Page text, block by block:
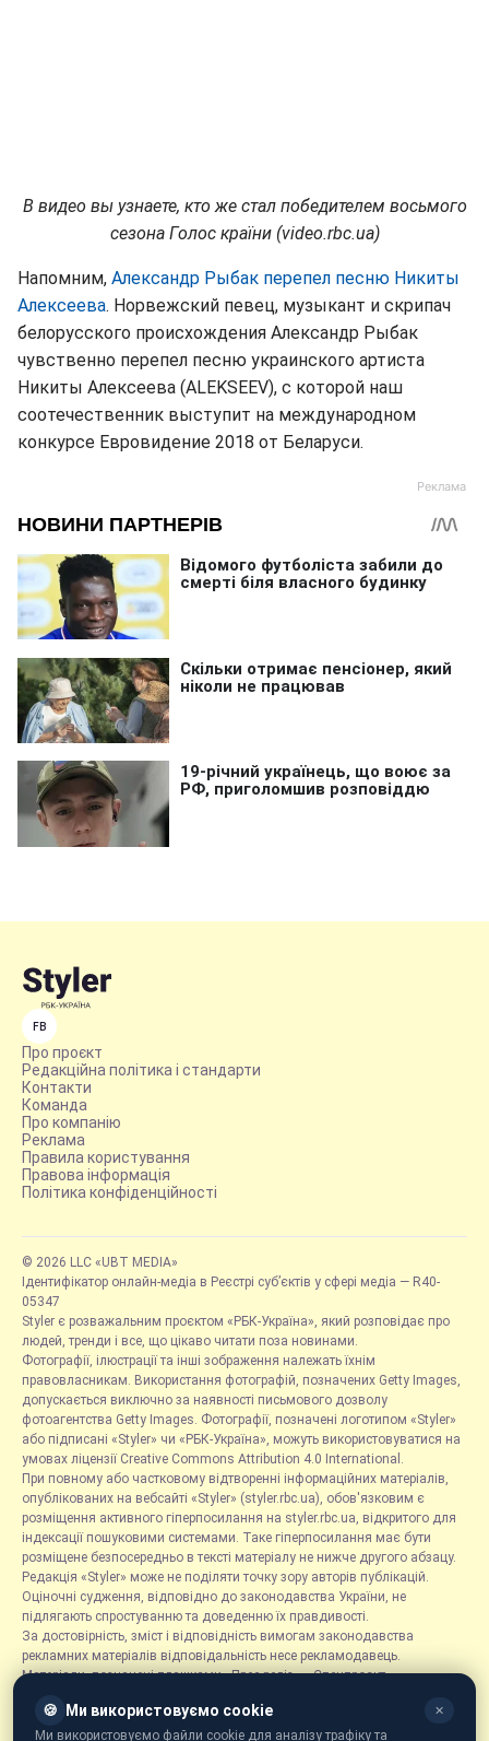
В видео вы узнаете, кто же стал победителем восьмого
сезона Голос країни (video.rbc.ua)
Напомним, Александр Рыбак перепел песню Никиты
Алексеева. Норвежский певец, музыкант и скрипач
белорусского происхождения Александр Рыбак
чувственно перепел песню украинского артиста
Никиты Алексеева (ALEKSEEV), с которой наш
соотечественник выступит на международном
конкурсе Евровидение 2018 от Беларуси.
FB
Про проєкт
Редакційна політика і стандарти
Контакти
Команда
Про компанію
Реклама
Правила користування
Правова інформація
Політика конфіденційності
© 2026 LLC «UBT MEDIA»
Ідентифікатор онлайн-медіа в Реєстрі суб’єктів у сфері медіа — R40-
05347
Styler є розважальним проєктом «РБК-Україна», який розповідає про
людей, тренди і все, що цікаво читати поза новинами.
Фотографії, ілюстрації та інші зображення належать їхнім
правовласникам. Використання фотографій, позначених Getty Images,
допускається виключно за наявності письмового дозволу
фотоагентства Getty Images. Фотографії, позначені логотипом «Styler»
або підписані «Styler» чи «РБК-Україна», можуть використовуватися на
умовах ліцензії Creative Commons Attribution 4.0 International.
При повному або частковому відтворенні інформаційних матеріалів,
опублікованих на вебсайті «Styler» (styler.rbc.ua), обов'язковим є
розміщення активного гіперпосилання на styler.rbc.ua, відкритого для
індексації пошуковими системами. Таке гіперпосилання має бути
розміщене безпосередньо в тексті матеріалу не нижче другого абзацу.
Редакція «Styler» може не поділяти точку зору авторів публікацій.
Оціночні судження, відповідно до законодавства України, не
підлягають спростуванню та доведенню їх правдивості.
За достовірність, зміст і відповідність вимогам законодавства
рекламних матеріалів відповідальність несе рекламодавець.
Матеріали, позначені плашками «Прес-реліз», «Спецпроєкт»,
розміщуються на правах реклами.
Рубрика «Новини компаній» є інформаційним форматом, що містить
🍪 Ми використовуємо cookie ✕
Ми використовуємо файли cookie для аналізу трафіку та